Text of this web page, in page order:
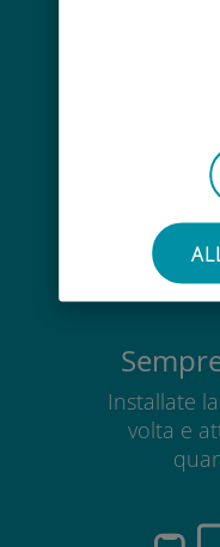
Non è
Installate
volta e